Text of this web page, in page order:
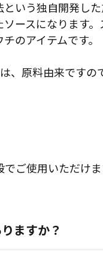
という独自開発し
ソースになります
のアイテムです。
、原料由来ですの
ご使用いただけま
ますか？